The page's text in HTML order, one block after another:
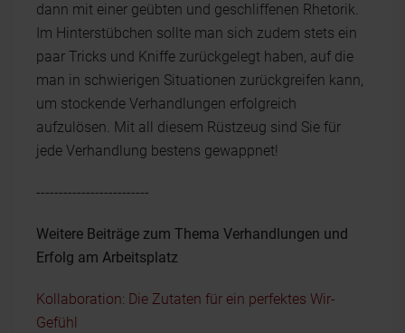
dann mit einer geübten und geschliffenen Rhetorik.
Im Hinterstübchen sollte man sich zudem stets ein
paar Tricks und Kniffe zurückgelegt haben, auf die
man in schwierigen Situationen zurückgreifen kann,
um stockende Verhandlungen erfolgreich
aufzulösen. Mit all diesem Rüstzeug sind Sie für
jede Verhandlung bestens gewappnet!
-------------------------
Weitere Beiträge zum Thema Verhandlungen und
Erfolg am Arbeitsplatz
Kollaboration: Die Zutaten für ein perfektes Wir-
Gefühl